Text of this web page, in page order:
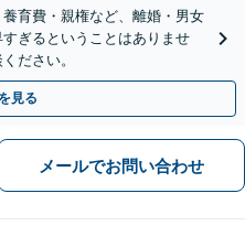
育費・親権など、離婚・男女
ぎるということはありませ
ださい。
見る
メールでお問い合わせ